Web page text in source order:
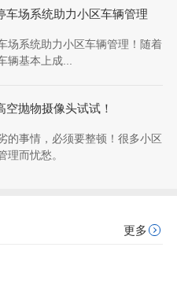
车场系统助力小区车辆管理
场系统助力小区车辆管理！随着
辆基本上成...
抛物摄像头试试！
的事情，必须要整顿！很多小区
理而忧愁。
更多